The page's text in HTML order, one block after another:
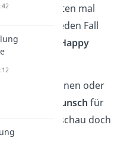
ganz selten mal
aber auf jeden Fall
einzigartig!
Happy
einen schönen oder
für
? Dann schau doch